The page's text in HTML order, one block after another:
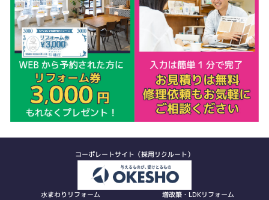
コーポレートサイト（採用リクルート）
水まわりリフォーム 増改築・LDKリフォーム